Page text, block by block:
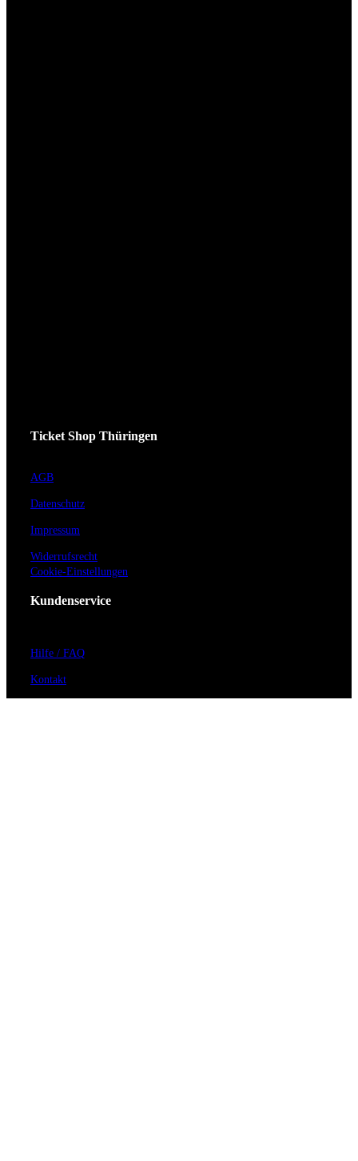
Ticket Shop Thüringen
AGB
Datenschutz
Impressum
Widerrufsrecht
Cookie-Einstellungen
Kundenservice
Hilfe / FAQ
Kontakt